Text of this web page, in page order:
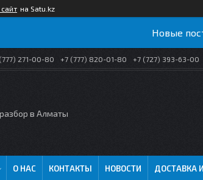
на Satu.kz
Новые
271-00-80 +7 (777) 820-01-80 +7 (727) 393-63-00
в Алматы
О НАС КОНТАКТЫ НОВОСТИ ДОСТАВКА